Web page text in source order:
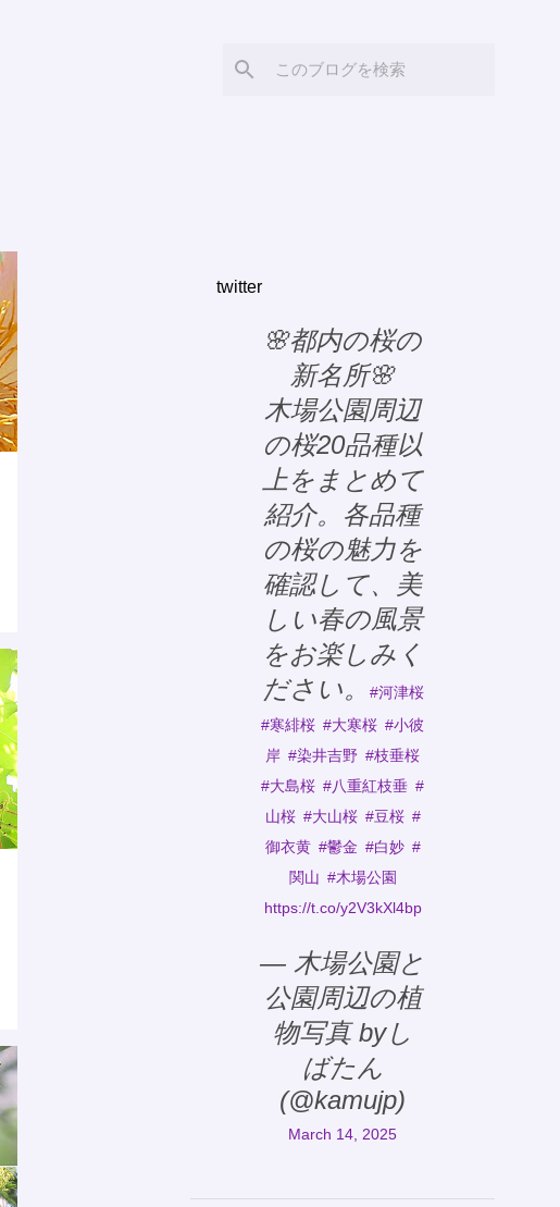
twitter
🌸都内の桜の
新名所🌸
木場公園周辺
の桜20品種以
上をまとめて
紹介。各品種
の桜の魅力を
確認して、美
しい春の風景
をお楽しみく
ださい。
#河津桜
#寒緋桜 #大寒桜 #小彼
岸 #染井吉野 #枝垂桜
#大島桜 #八重紅枝垂 #
山桜 #大山桜 #豆桜 #
御衣黄 #鬱金 #白妙 #
関山 #木場公園
https://t.co/y2V3kXl4bp
— 木場公園と
公園周辺の植
物写真 byし
ばたん
(@kamujp)
March 14, 2025